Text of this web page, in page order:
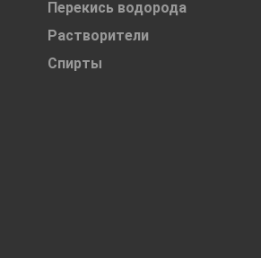
Перекись водорода
Растворители
Спирты